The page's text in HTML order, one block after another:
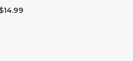
$14.99